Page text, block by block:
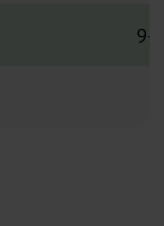
9-